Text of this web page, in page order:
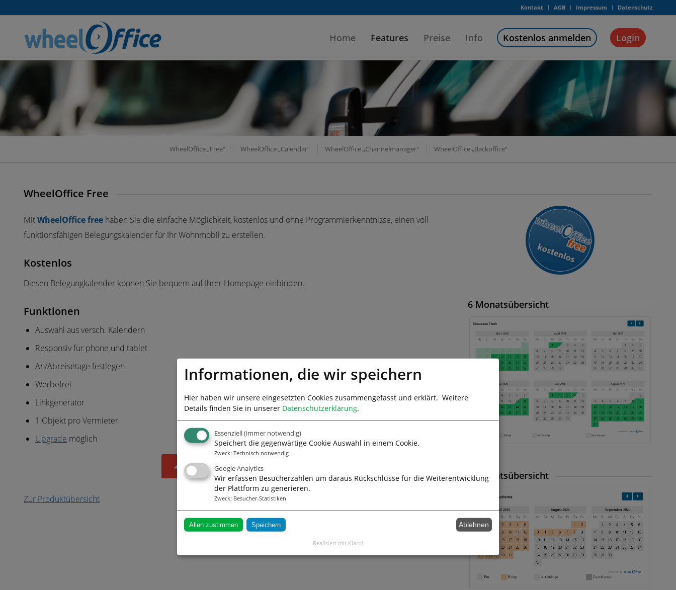
Kontakt AGB Impressum Datenschutz
Home Features Preise Info Kostenlos anmelden Login
WheelOffice „Free“ WheelOffice „Calendar“ WheelOffice „Channelmanager“ WheelOffice „Backoffice“
WheelOffice Free
MitWheelOfficefree haben Sie die einfache Möglichkeit, kostenlos und ohne Programmierkenntnisse, einen voll
funktionsfähigen Belegungskalender für Ihr Wohnmobil zu erstellen.
Kostenlos
Diesen Belegungkalender können Sie bequem auf Ihrer Homepage einbinden.
Funktionen
Auswahl aus versch. Kalendern
Responsiv für phone und tablet
An/Abreisetage festlegen
Werbefrei
Linkgenerator
1 Objekt pro Vermieter
Upgrade möglich
Jetzt kostenlos anmelden
Zur Produktübersicht
6 Monatsübersicht
3 Monatsübersicht
Informationen, die wir speichern
Hier haben wir unsere eingesetzten Cookies zusammengefasst und erklärt. Weitere
Details finden Sie in unserer Datenschutzerklärung.
Essenziell(immer notwendig)
Speichert die gegenwärtige Cookie Auswahl in einem Cookie.
Zweck: Technisch notwendig
Google Analytics
Wir erfassen Besucherzahlen um daraus Rückschlüsse für die Weiterentwicklung
der Plattform zu generieren.
Zweck: Besucher-Statistiken
Allen zustimmen Speichern Ablehnen
Realisiert mit Klaro!